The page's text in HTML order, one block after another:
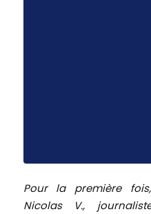
Pour la première fois,
Nicolas V.,